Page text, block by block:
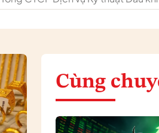
Cùng